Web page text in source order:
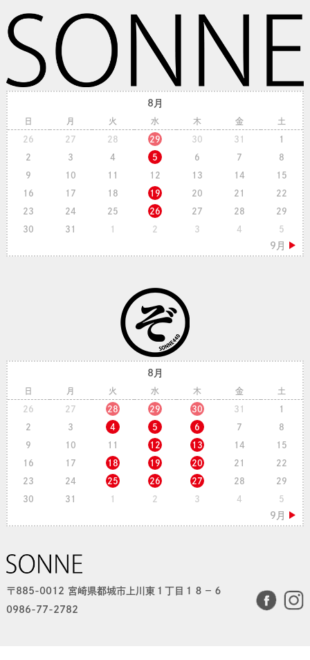
8月
日 月 火 水 木 金 土
26 27 28 29 30 31 1
2 3 4 5 6 7 8
9 10 11 12 13 14 15
16 17 18 19 20 21 22
23 24 25 26 27 28 29
30 31 1 2 3 4 5
8月
日 月 火 水 木 金 土
26 27 28 29 30 31 1
2 3 4 5 6 7 8
9 10 11 12 13 14 15
16 17 18 19 20 21 22
23 24 25 26 27 28 29
30 31 1 2 3 4 5
〒885-0012 宮崎県都城市上川東１丁目１８−６
0986-77-2782